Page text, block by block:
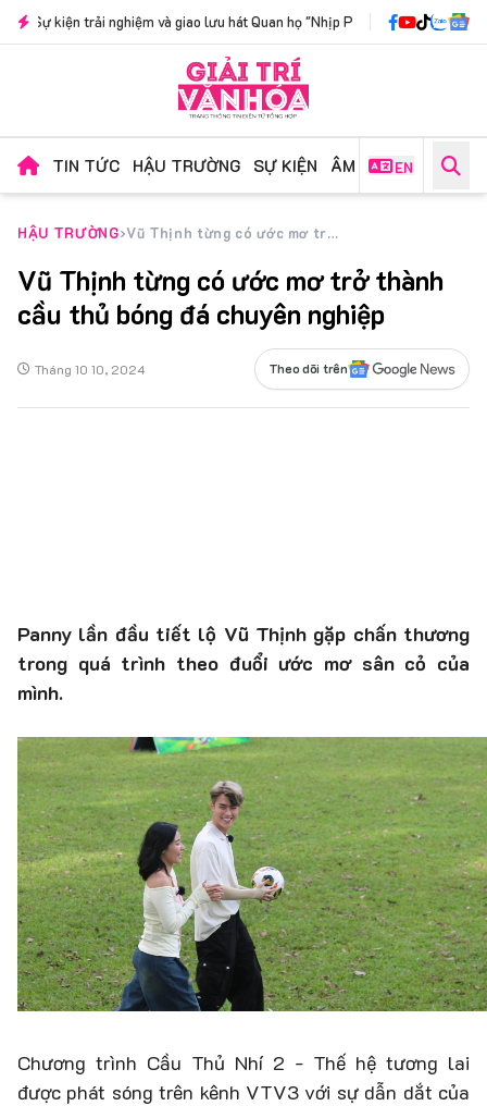
và giao lưu hát Quan họ "Nhịp Phách Kinh Bắc": Nơi lời ca xưa cất nhịp
TIN TỨC HẬU TRƯỜNG SỰ KIỆN ÂM NHẠC PHIM
EN
HẬU TRƯỜNG Vũ Thịnh từng có ước mơ trở thành cầu thủ bóng đá chuyên nghiệp
Vũ Thịnh từng có ước mơ trở thành
cầu thủ bóng đá chuyên nghiệp
Tháng 10 10, 2024 Theo dõi trên
Panny lần đầu tiết lộ Vũ Thịnh gặp chấn thương
trong quá trình theo đuổi ước mơ sân cỏ của
mình.
Chương trình Cầu Thủ Nhí 2 - Thế hệ tương lai
được phát sóng trên kênh VTV3 với sự dẫn dắt của